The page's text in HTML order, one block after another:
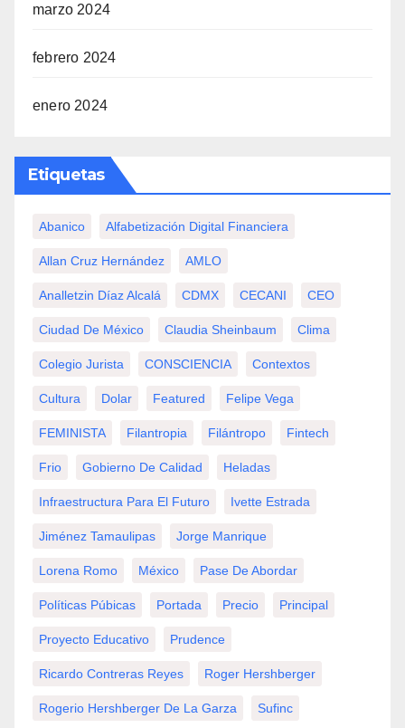
marzo 2024
febrero 2024
enero 2024
Etiquetas
Abanico Alfabetización Digital Financiera
Allan Cruz Hernández AMLO
Analletzin Díaz Alcalá CDMX CECANI CEO
Ciudad De México Claudia Sheinbaum Clima
Colegio Jurista CONSCIENCIA Contextos
Cultura Dolar Featured Felipe Vega
FEMINISTA Filantropia Filántropo Fintech
Frio Gobierno De Calidad Heladas
Infraestructura Para El Futuro Ivette Estrada
Jiménez Tamaulipas Jorge Manrique
Lorena Romo México Pase De Abordar
Políticas Púbicas Portada Precio Principal
Proyecto Educativo Prudence
Ricardo Contreras Reyes Roger Hershberger
Rogerio Hershberger De La Garza Sufinc